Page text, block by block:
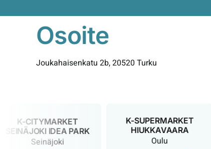
Osoite
Joukahaisenkatu 2b, 20520 Turku
K-CITYMARKET
IDEA PARK
Seinäjoki
K-SUPERMARKET
HIUKKAVAARA
Oulu